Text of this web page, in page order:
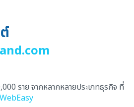
ราย จากหลากหลายประเภทธุรกิจ ที่